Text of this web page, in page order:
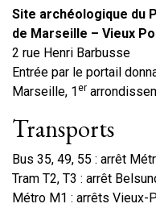
Site archéologique du
de Marseille – Vieux
2 rue Henri Barbusse
Entrée par le portail
Marseille, 1er
Transports
Bus 35, 49, 55 : arrêt
Tram T2, T3 : arrêt
Métro M1 : arrêts Vieux-